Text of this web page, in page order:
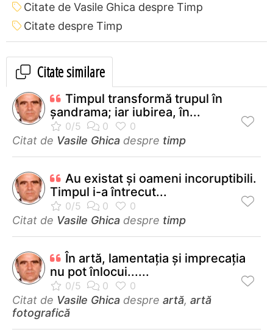
Citate de Vasile Ghica despre Timp
Citate despre Timp
Citate similare
Timpul transformă trupul în
şandrama; iar iubirea, în...
Citat de Vasile Ghica despre timp
Au existat şi oameni incoruptibili.
Timpul i-a întrecut...
Citat de Vasile Ghica despre timp
În artă, lamentaţia şi imprecaţia
nu pot înlocui......
Citat de Vasile Ghica despre artă, artă
fotografică